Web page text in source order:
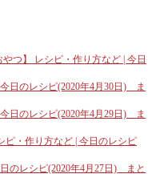
つ】 レシピ・作り方など | 今日
日のレシピ(2020年4月30日) ま
日のレシピ(2020年4月29日) ま
・作り方など | 今日のレシピ
のレシピ(2020年4月27日) まと